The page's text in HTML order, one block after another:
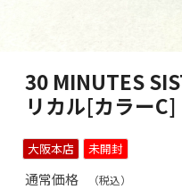
30 MINUTES
リカル[カラーC]
大阪本店 未開封
通常価格 （税込）